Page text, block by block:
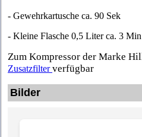
- Gewehrkartusche ca. 90 Sek
- Kleine Flasche 0,5 Liter ca. 3 Min
Zum Kompressor der Marke
Zusatzfilterverfügbar
Bilder